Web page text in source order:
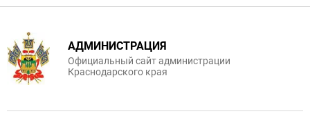
АДМИНИСТРАЦИЯ
Официальный сайт администрации
Краснодарского края